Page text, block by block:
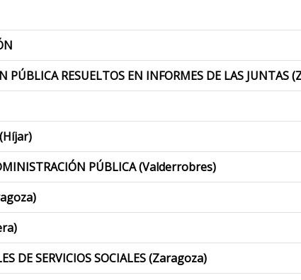
PÚBLICA RESUELTOS EN INFORMES DE LAS JUNTAS
PÚBLICA (Valderrobres)
DE SERVICIOS SOCIALES (Zaragoza)